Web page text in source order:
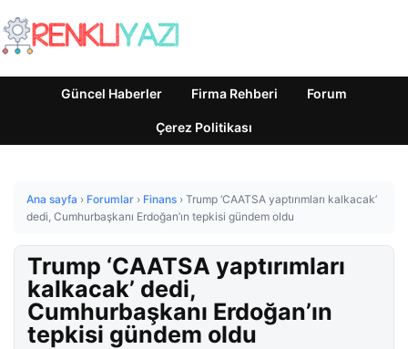
Güncel Haberler Firma Rehberi Forum
Çerez Politikası
Ana sayfa › Forumlar › Finans › Trump ‘CAATSA yaptırımları kalkacak’
dedi, Cumhurbaşkanı Erdoğan’ın tepkisi gündem oldu
Trump ‘CAATSA yaptırımları
kalkacak’ dedi,
Cumhurbaşkanı Erdoğan’ın
tepkisi gündem oldu